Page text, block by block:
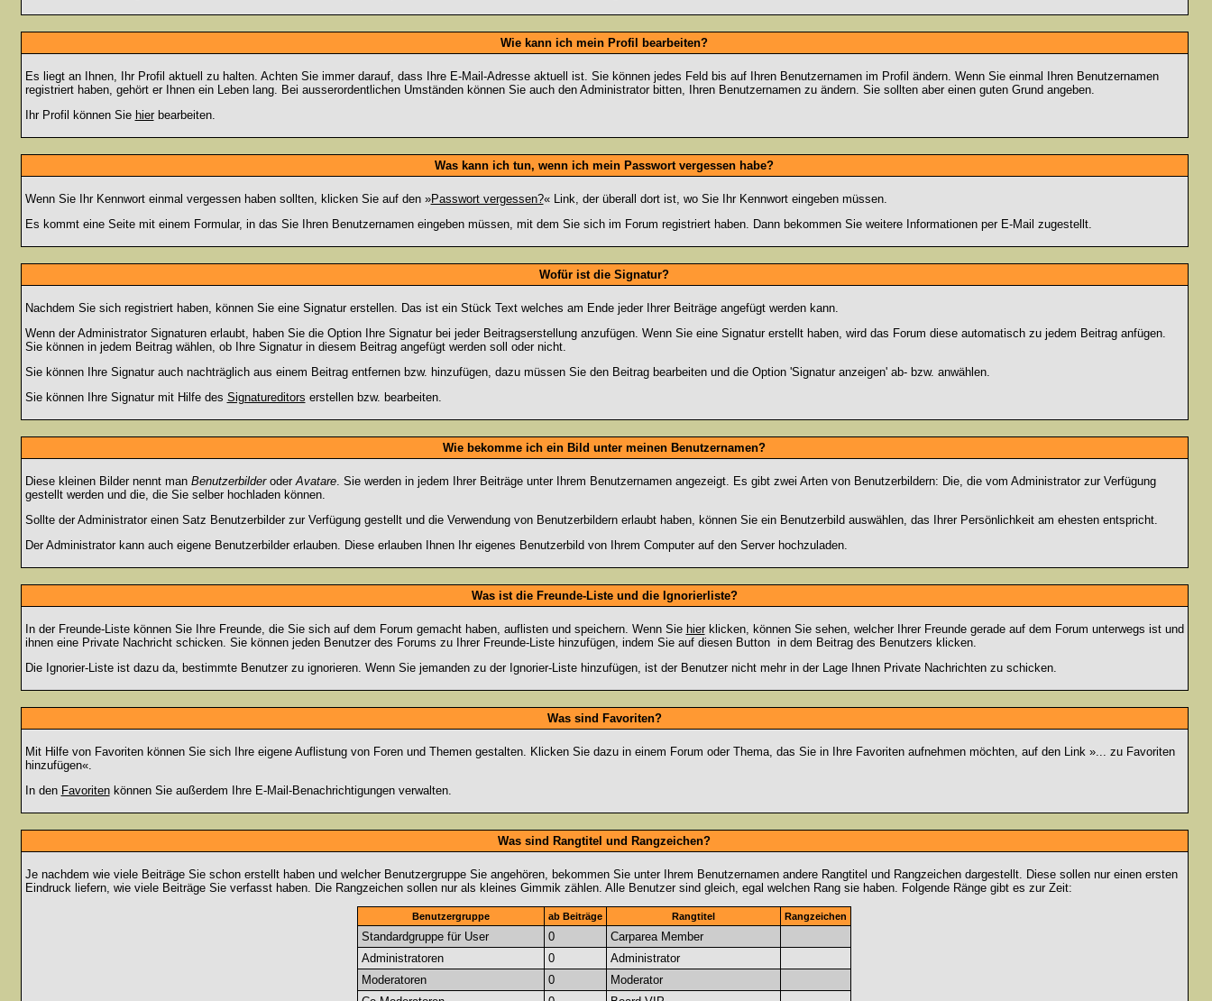
Wie kann ich mein Profil bearbeiten?
Es liegt an Ihnen, Ihr Profil aktuell zu halten. Achten Sie immer darauf, dass Ihre E-Mail-Adresse aktuell ist. Sie können jedes Feld bis auf Ihren Benutzernamen im Profil ändern. Wenn Sie einmal Ihren Benutzernamen
registriert haben, gehört er Ihnen ein Leben lang. Bei ausserordentlichen Umständen können Sie auch den Administrator bitten, Ihren Benutzernamen zu ändern. Sie sollten aber einen guten Grund angeben.
Ihr Profil können Sie hierbearbeiten.
Was kann ich tun, wenn ich mein Passwort vergessen habe?
Wenn Sie Ihr Kennwort einmal vergessen haben sollten, klicken Sie auf den »Passwort vergessen?« Link, der überall dort ist, wo Sie Ihr Kennwort eingeben müssen.
Es kommt eine Seite mit einem Formular, in das Sie Ihren Benutzernamen eingeben müssen, mit dem Sie sich im Forum registriert haben. Dann bekommen Sie weitere Informationen per E-Mail zugestellt.
Wofür ist die Signatur?
Nachdem Sie sich registriert haben, können Sie eine Signatur erstellen. Das ist ein Stück Text welches am Ende jeder Ihrer Beiträge angefügt werden kann.
Wenn der Administrator Signaturen erlaubt, haben Sie die Option Ihre Signatur bei jeder Beitragserstellung anzufügen. Wenn Sie eine Signatur erstellt haben, wird das Forum diese automatisch zu jedem Beitrag anfügen.
Sie können in jedem Beitrag wählen, ob Ihre Signatur in diesem Beitrag angefügt werden soll oder nicht.
Sie können Ihre Signatur auch nachträglich aus einem Beitrag entfernen bzw. hinzufügen, dazu müssen Sie den Beitrag bearbeiten und die Option 'Signatur anzeigen' ab- bzw. anwählen.
Sie können Ihre Signatur mit Hilfe des Signatureditors erstellen bzw. bearbeiten.
Wie bekomme ich ein Bild unter meinen Benutzernamen?
Diese kleinen Bilder nennt man BenutzerbilderoderAvatare. Sie werden in jedem Ihrer Beiträge unter Ihrem Benutzernamen angezeigt. Es gibt zwei Arten von Benutzerbildern: Die, die vom Administrator zur Verfügung
gestellt werden und die, die Sie selber hochladen können.
Sollte der Administrator einen Satz Benutzerbilder zur Verfügung gestellt und die Verwendung von Benutzerbildern erlaubt haben, können Sie ein Benutzerbild auswählen, das Ihrer Persönlichkeit am ehesten entspricht.
Der Administrator kann auch eigene Benutzerbilder erlauben. Diese erlauben Ihnen Ihr eigenes Benutzerbild von Ihrem Computer auf den Server hochzuladen.
Was ist die Freunde-Liste und die Ignorierliste?
In der Freunde-Liste können Sie Ihre Freunde, die Sie sich auf dem Forum gemacht haben, auflisten und speichern. Wenn Sie hierklicken, können Sie sehen, welcher Ihrer Freunde gerade auf dem Forum unterwegs ist und
ihnen eine Private Nachricht schicken. Sie können jeden Benutzer des Forums zu Ihrer Freunde-Liste hinzufügen, indem Sie auf diesen Button in dem Beitrag des Benutzers klicken.
Die Ignorier-Liste ist dazu da, bestimmte Benutzer zu ignorieren. Wenn Sie jemanden zu der Ignorier-Liste hinzufügen, ist der Benutzer nicht mehr in der Lage Ihnen Private Nachrichten zu schicken.
Was sind Favoriten?
Mit Hilfe von Favoriten können Sie sich Ihre eigene Auflistung von Foren und Themen gestalten. Klicken Sie dazu in einem Forum oder Thema, das Sie in Ihre Favoriten aufnehmen möchten, auf den Link »... zu Favoriten
hinzufügen«.
In den Favoritenkönnen Sie außerdem Ihre E-Mail-Benachrichtigungen verwalten.
Was sind Rangtitel und Rangzeichen?
Je nachdem wie viele Beiträge Sie schon erstellt haben und welcher Benutzergruppe Sie angehören, bekommen Sie unter Ihrem Benutzernamen andere Rangtitel und Rangzeichen dargestellt. Diese sollen nur einen ersten
Eindruck liefern, wie viele Beiträge Sie verfasst haben. Die Rangzeichen sollen nur als kleines Gimmik zählen. Alle Benutzer sind gleich, egal welchen Rang sie haben. Folgende Ränge gibt es zur Zeit:
Benutzergruppe ab Beiträge Rangtitel Rangzeichen
Standardgruppe für User 0
Carparea Member
Administratoren
0
Administrator
Moderatoren
0
Moderator